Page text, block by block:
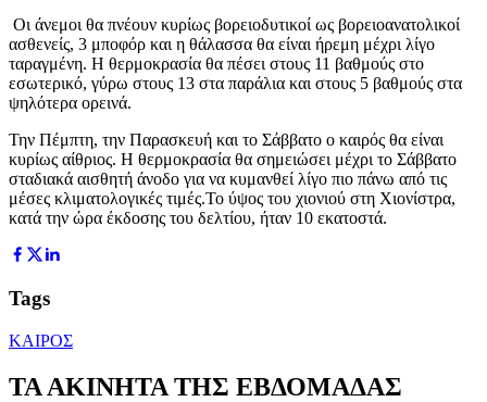
Οι άνεμοι θα πνέουν κυρίως βορειοδυτικοί ως βορειοανατολικοί
ασθενείς, 3 μποφόρ και η θάλασσα θα είναι ήρεμη μέχρι λίγο
ταραγμένη. Η θερμοκρασία θα πέσει στους 11 βαθμούς στο
εσωτερικό, γύρω στους 13 στα παράλια και στους 5 βαθμούς στα
ψηλότερα ορεινά.
Την Πέμπτη, την Παρασκευή και το Σάββατο ο καιρός θα είναι
κυρίως αίθριος. Η θερμοκρασία θα σημειώσει μέχρι το Σάββατο
σταδιακά αισθητή άνοδο για να κυμανθεί λίγο πιο πάνω από τις
μέσες κλιματολογικές τιμές.Το ύψος του χιονιού στη Χιονίστρα,
κατά την ώρα έκδοσης του δελτίου, ήταν 10 εκατοστά.
Tags
ΚΑΙΡΟΣ
ΤΑ ΑΚΙΝΗΤΑ ΤΗΣ ΕΒΔΟΜΑΔΑΣ